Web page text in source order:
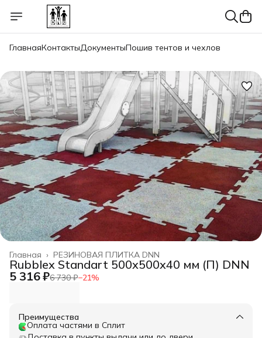
ГлавнаяКонтактыДокументыПошив тентов и чехлов
РЕЗИНОВАЯ ПЛИТКА DNN
Главная ›
Rubblex Standart 500x500x40 мм (П) DNN
5 316 ₽6 730 ₽−21%
Преимущества
Оплата частями в Сплит